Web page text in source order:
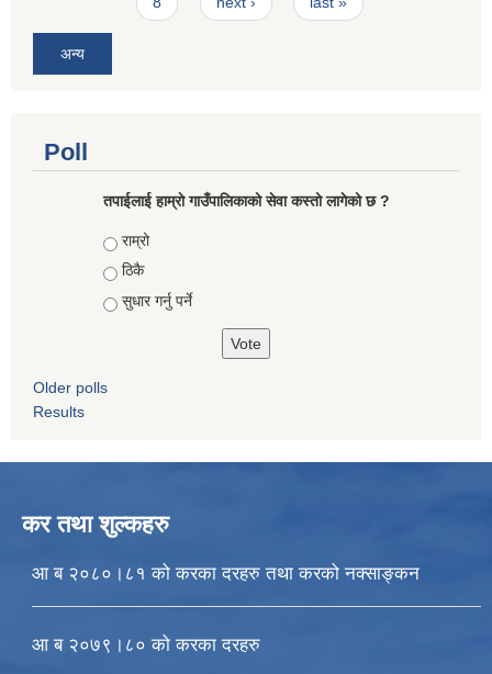
अन्य
Poll
तपाईलाई हाम्राे गाउँपालिकाको सेवा कस्तो लागेको छ ?
Choices
राम्रो
ठिकै
सुधार गर्नु पर्ने
Older polls
Results
कर तथा शुल्कहरु
आ ब २०८०।८१ को करका दरहरु तथा करको नक्साङ्कन
आ ब २०७९।८० को करका दरहरु